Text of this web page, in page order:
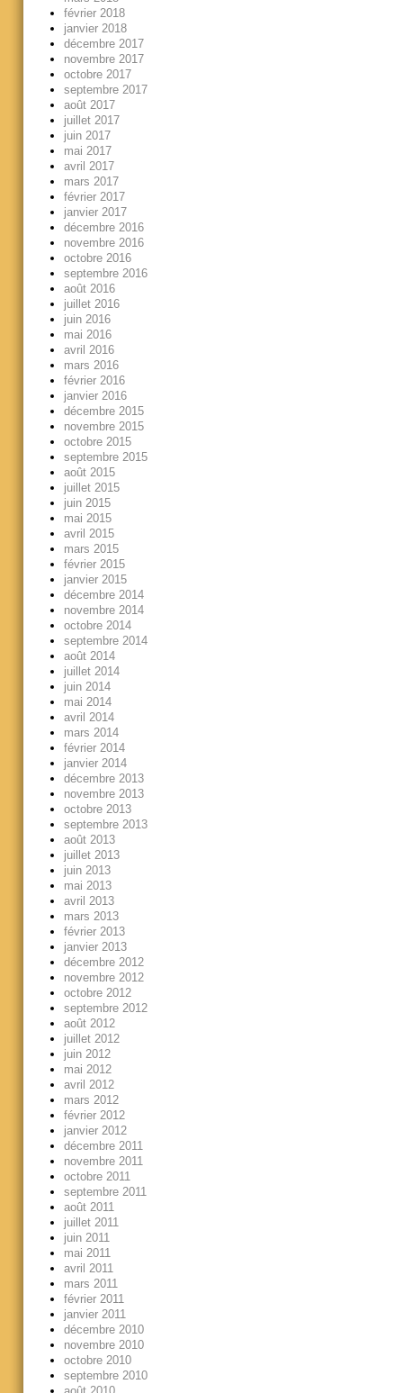
février 2018
janvier 2018
décembre 2017
novembre 2017
octobre 2017
septembre 2017
août 2017
juillet 2017
juin 2017
mai 2017
avril 2017
mars 2017
février 2017
janvier 2017
décembre 2016
novembre 2016
octobre 2016
septembre 2016
août 2016
juillet 2016
juin 2016
mai 2016
avril 2016
mars 2016
février 2016
janvier 2016
décembre 2015
novembre 2015
octobre 2015
septembre 2015
août 2015
juillet 2015
juin 2015
mai 2015
avril 2015
mars 2015
février 2015
janvier 2015
décembre 2014
novembre 2014
octobre 2014
septembre 2014
août 2014
juillet 2014
juin 2014
mai 2014
avril 2014
mars 2014
février 2014
janvier 2014
décembre 2013
novembre 2013
octobre 2013
septembre 2013
août 2013
juillet 2013
juin 2013
mai 2013
avril 2013
mars 2013
février 2013
janvier 2013
décembre 2012
novembre 2012
octobre 2012
septembre 2012
août 2012
juillet 2012
juin 2012
mai 2012
avril 2012
mars 2012
février 2012
janvier 2012
décembre 2011
novembre 2011
octobre 2011
septembre 2011
août 2011
juillet 2011
juin 2011
mai 2011
avril 2011
mars 2011
février 2011
janvier 2011
décembre 2010
novembre 2010
octobre 2010
septembre 2010